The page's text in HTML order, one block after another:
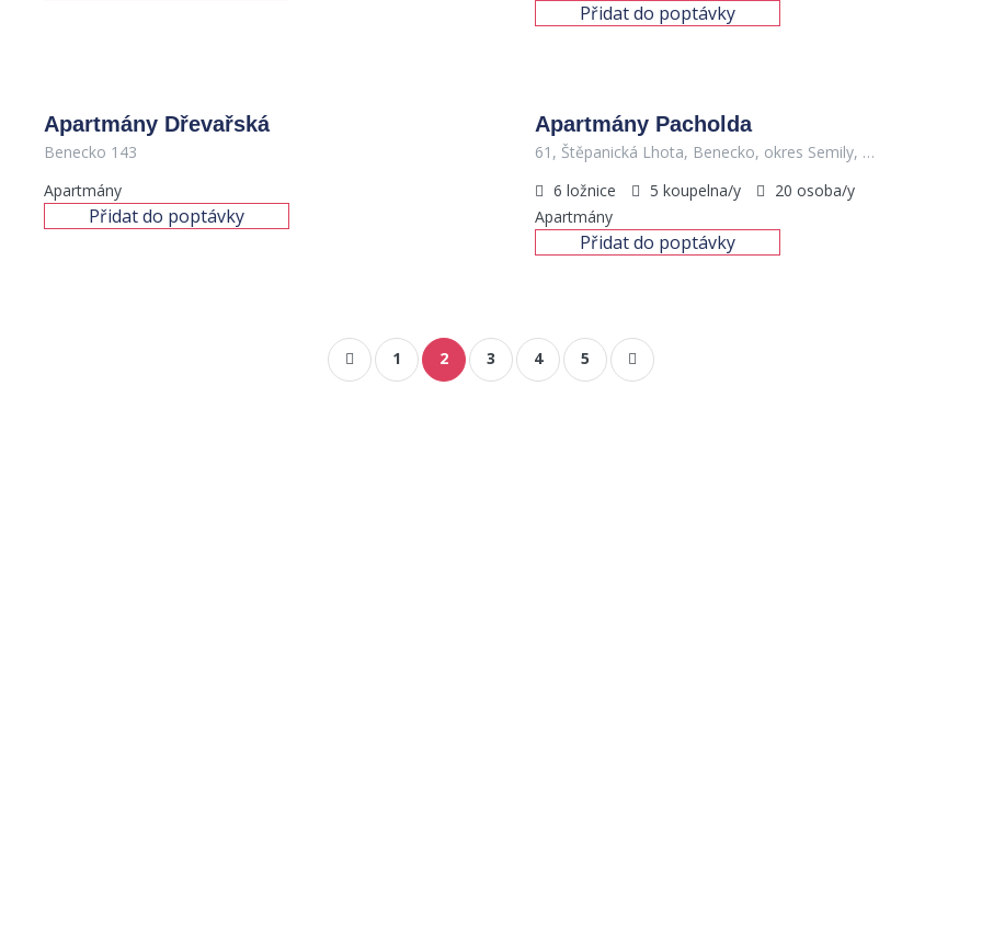
Přidat do poptávky
Apartmány Dřevařská
Benecko 143
Apartmány
Přidat do poptávky
Apartmány Pacholda
61, Štěpanická Lhota, Benecko, okres Semily, Liberecký kraj, Severovýchod, 514 01, Česko
6 ložnice 5 koupelna/y 20 osoba/y
Apartmány
Přidat do poptávky
1 2 3 4 5